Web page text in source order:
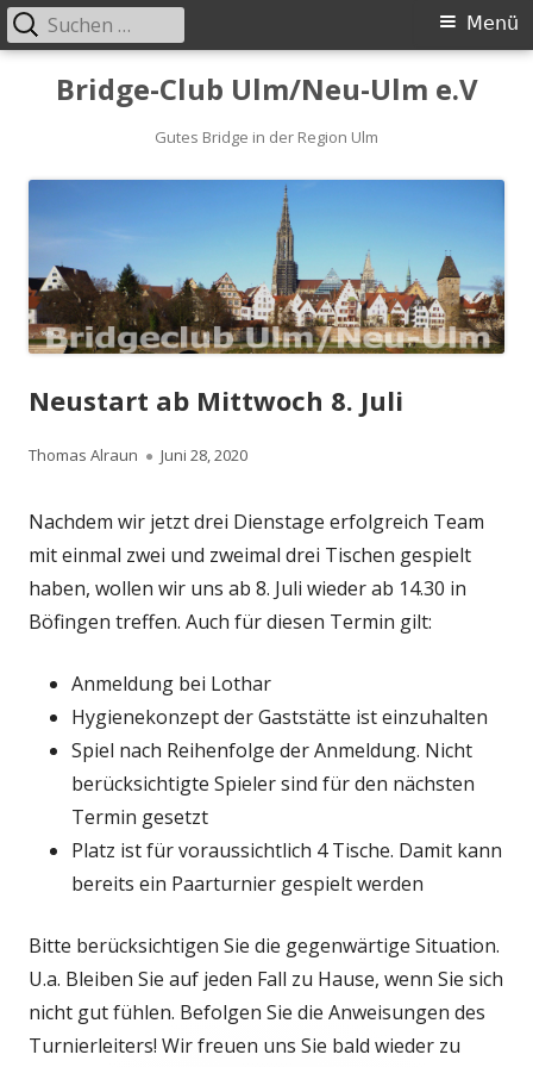
Bridge-Club Ulm/Neu-Ulm e.V
Gutes Bridge in der Region Ulm
Primäres
Menü
Menü
Suchen
nach:
Neustart ab Mittwoch 8. Juli
Autor
Thomas Alraun
Veröffentlicht
Juni 28, 2020
Nachdem wir jetzt drei Dienstage erfolgreich Team
mit einmal zwei und zweimal drei Tischen gespielt
haben, wollen wir uns ab 8. Juli wieder ab 14.30 in
Böfingen treffen. Auch für diesen Termin gilt:
Anmeldung bei Lothar
Hygienekonzept der Gaststätte ist einzuhalten
Spiel nach Reihenfolge der Anmeldung. Nicht
berücksichtigte Spieler sind für den nächsten
Termin gesetzt
Platz ist für voraussichtlich 4 Tische. Damit kann
bereits ein Paarturnier gespielt werden
Bitte berücksichtigen Sie die gegenwärtige Situation.
U.a. Bleiben Sie auf jeden Fall zu Hause, wenn Sie sich
nicht gut fühlen. Befolgen Sie die Anweisungen des
Turnierleiters! Wir freuen uns Sie bald wieder zu